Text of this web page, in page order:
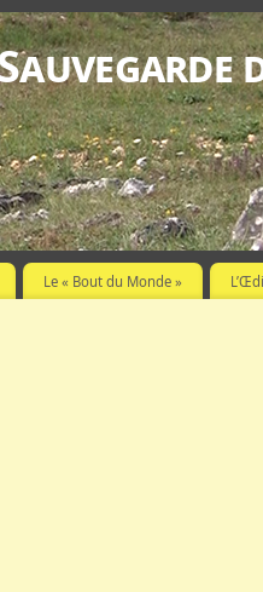
Le « Bout du Monde »